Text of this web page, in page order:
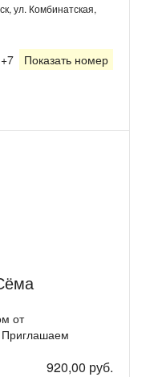
ул. Комбинатская,
+7 Показать номер
от
920,00 руб.